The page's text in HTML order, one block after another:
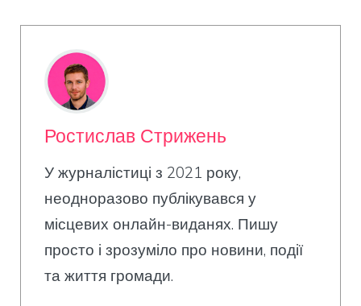
Ростислав Стрижень
У журналістиці з 2021 року,
неодноразово публікувався у
місцевих онлайн-виданях. Пишу
просто і зрозуміло про новини, події
та життя громади.